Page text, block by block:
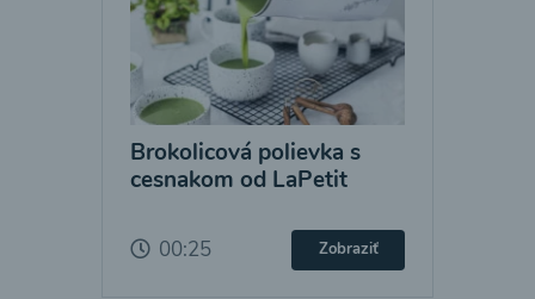
Brokolicová polievka s
cesnakom od LaPetit
00:25 Zobraziť